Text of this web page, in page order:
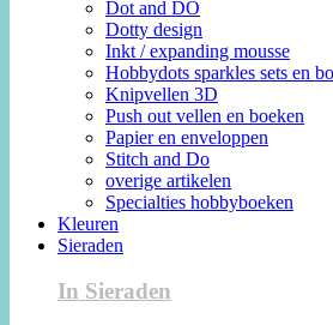
Dot and DO
Dotty design
Inkt / expanding mousse
Hobbydots sparkles sets en
Knipvellen 3D
Push out vellen en boeken
Papier en enveloppen
Stitch and Do
overige artikelen
Specialties hobbyboeken
Kleuren
Sieraden
In Sieraden